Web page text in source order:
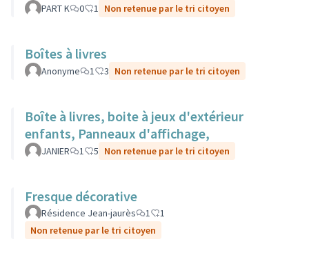
PART K 0 1 Non retenue par le tri citoyen
Boîtes à livres
Anonyme 1 3 Non retenue par le tri citoyen
Boîte à livres, boite à jeux d'extérieur
enfants, Panneaux d'affichage,
JANIER 1 5 Non retenue par le tri citoyen
Fresque décorative
Résidence Jean-jaurès 1
1
Non retenue par le tri citoyen